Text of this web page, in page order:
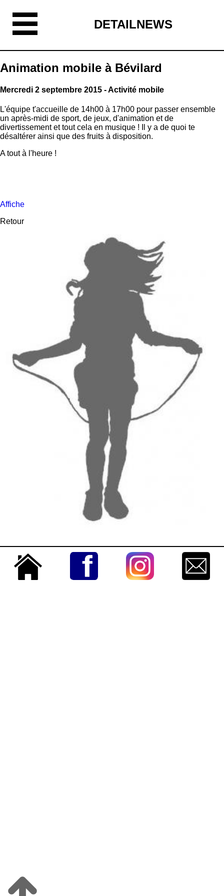
DETAILNEWS
Animation mobile à Bévilard
Mercredi 2 septembre 2015 - Activité mobile
L'équipe t'accueille de 14h00 à 17h00 pour passer ensemble
un après-midi de sport, de jeux, d'animation et de
divertissement et tout cela en musique ! Il y a de quoi te
désaltérer ainsi que des fruits à disposition.
A tout à l'heure !
Affiche
Retour